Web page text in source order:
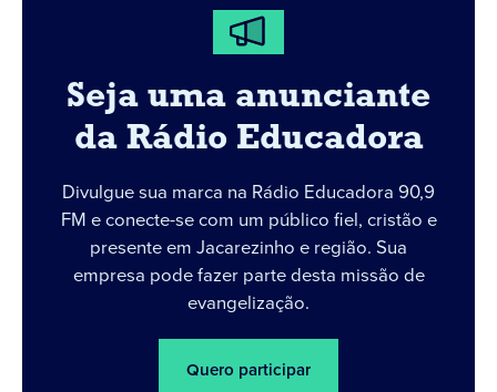
Seja uma anunciante
da Rádio Educadora
Divulgue sua marca na Rádio Educadora 90,9
FM e conecte-se com um público fiel, cristão e
presente em Jacarezinho e região. Sua
empresa pode fazer parte desta missão de
evangelização.
Quero participar